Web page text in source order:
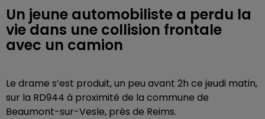
Un jeune automobiliste a perdu la
vie dans une collision frontale
avec un camion
Le drame s’est produit, un peu avant 2h ce jeudi matin,
sur la RD944 à proximité de la commune de
Beaumont-sur-Vesle, près de Reims.